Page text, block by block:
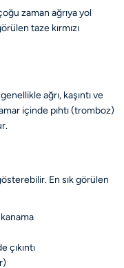
zaman ağrıya yol
taze kırmızı
ağrı, kaşıntı ve
içinde pıhtı (tromboz)
En sık görülen
kanama
çıkıntı